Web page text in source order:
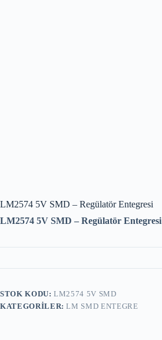
LM2574 5V SMD – Regülatör Entegresi
LM2574 5V SMD – Regülatör Entegresi
STOK KODU:LM2574 5V SMD
KATEGORILER:LM SMD ENTEGRE